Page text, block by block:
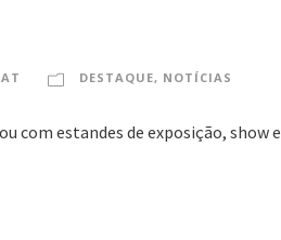
DESTAQUE, NOTÍCIAS
com estandes de exposição, show e